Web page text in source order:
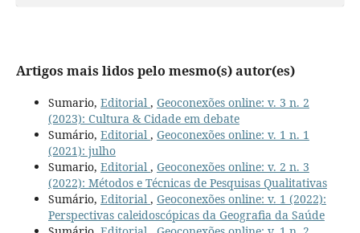
Artigos mais lidos pelo mesmo(s) autor(es)
Sumario, Editorial , Geoconexões online: v. 3 n. 2
(2023): Cultura & Cidade em debate
Sumário, Editorial , Geoconexões online: v. 1 n. 1
(2021): julho
Sumario, Editorial , Geoconexões online: v. 2 n. 3
(2022): Métodos e Técnicas de Pesquisas Qualitativas
Sumário, Editorial , Geoconexões online: v. 1 (2022):
Perspectivas caleidoscópicas da Geografia da Saúde